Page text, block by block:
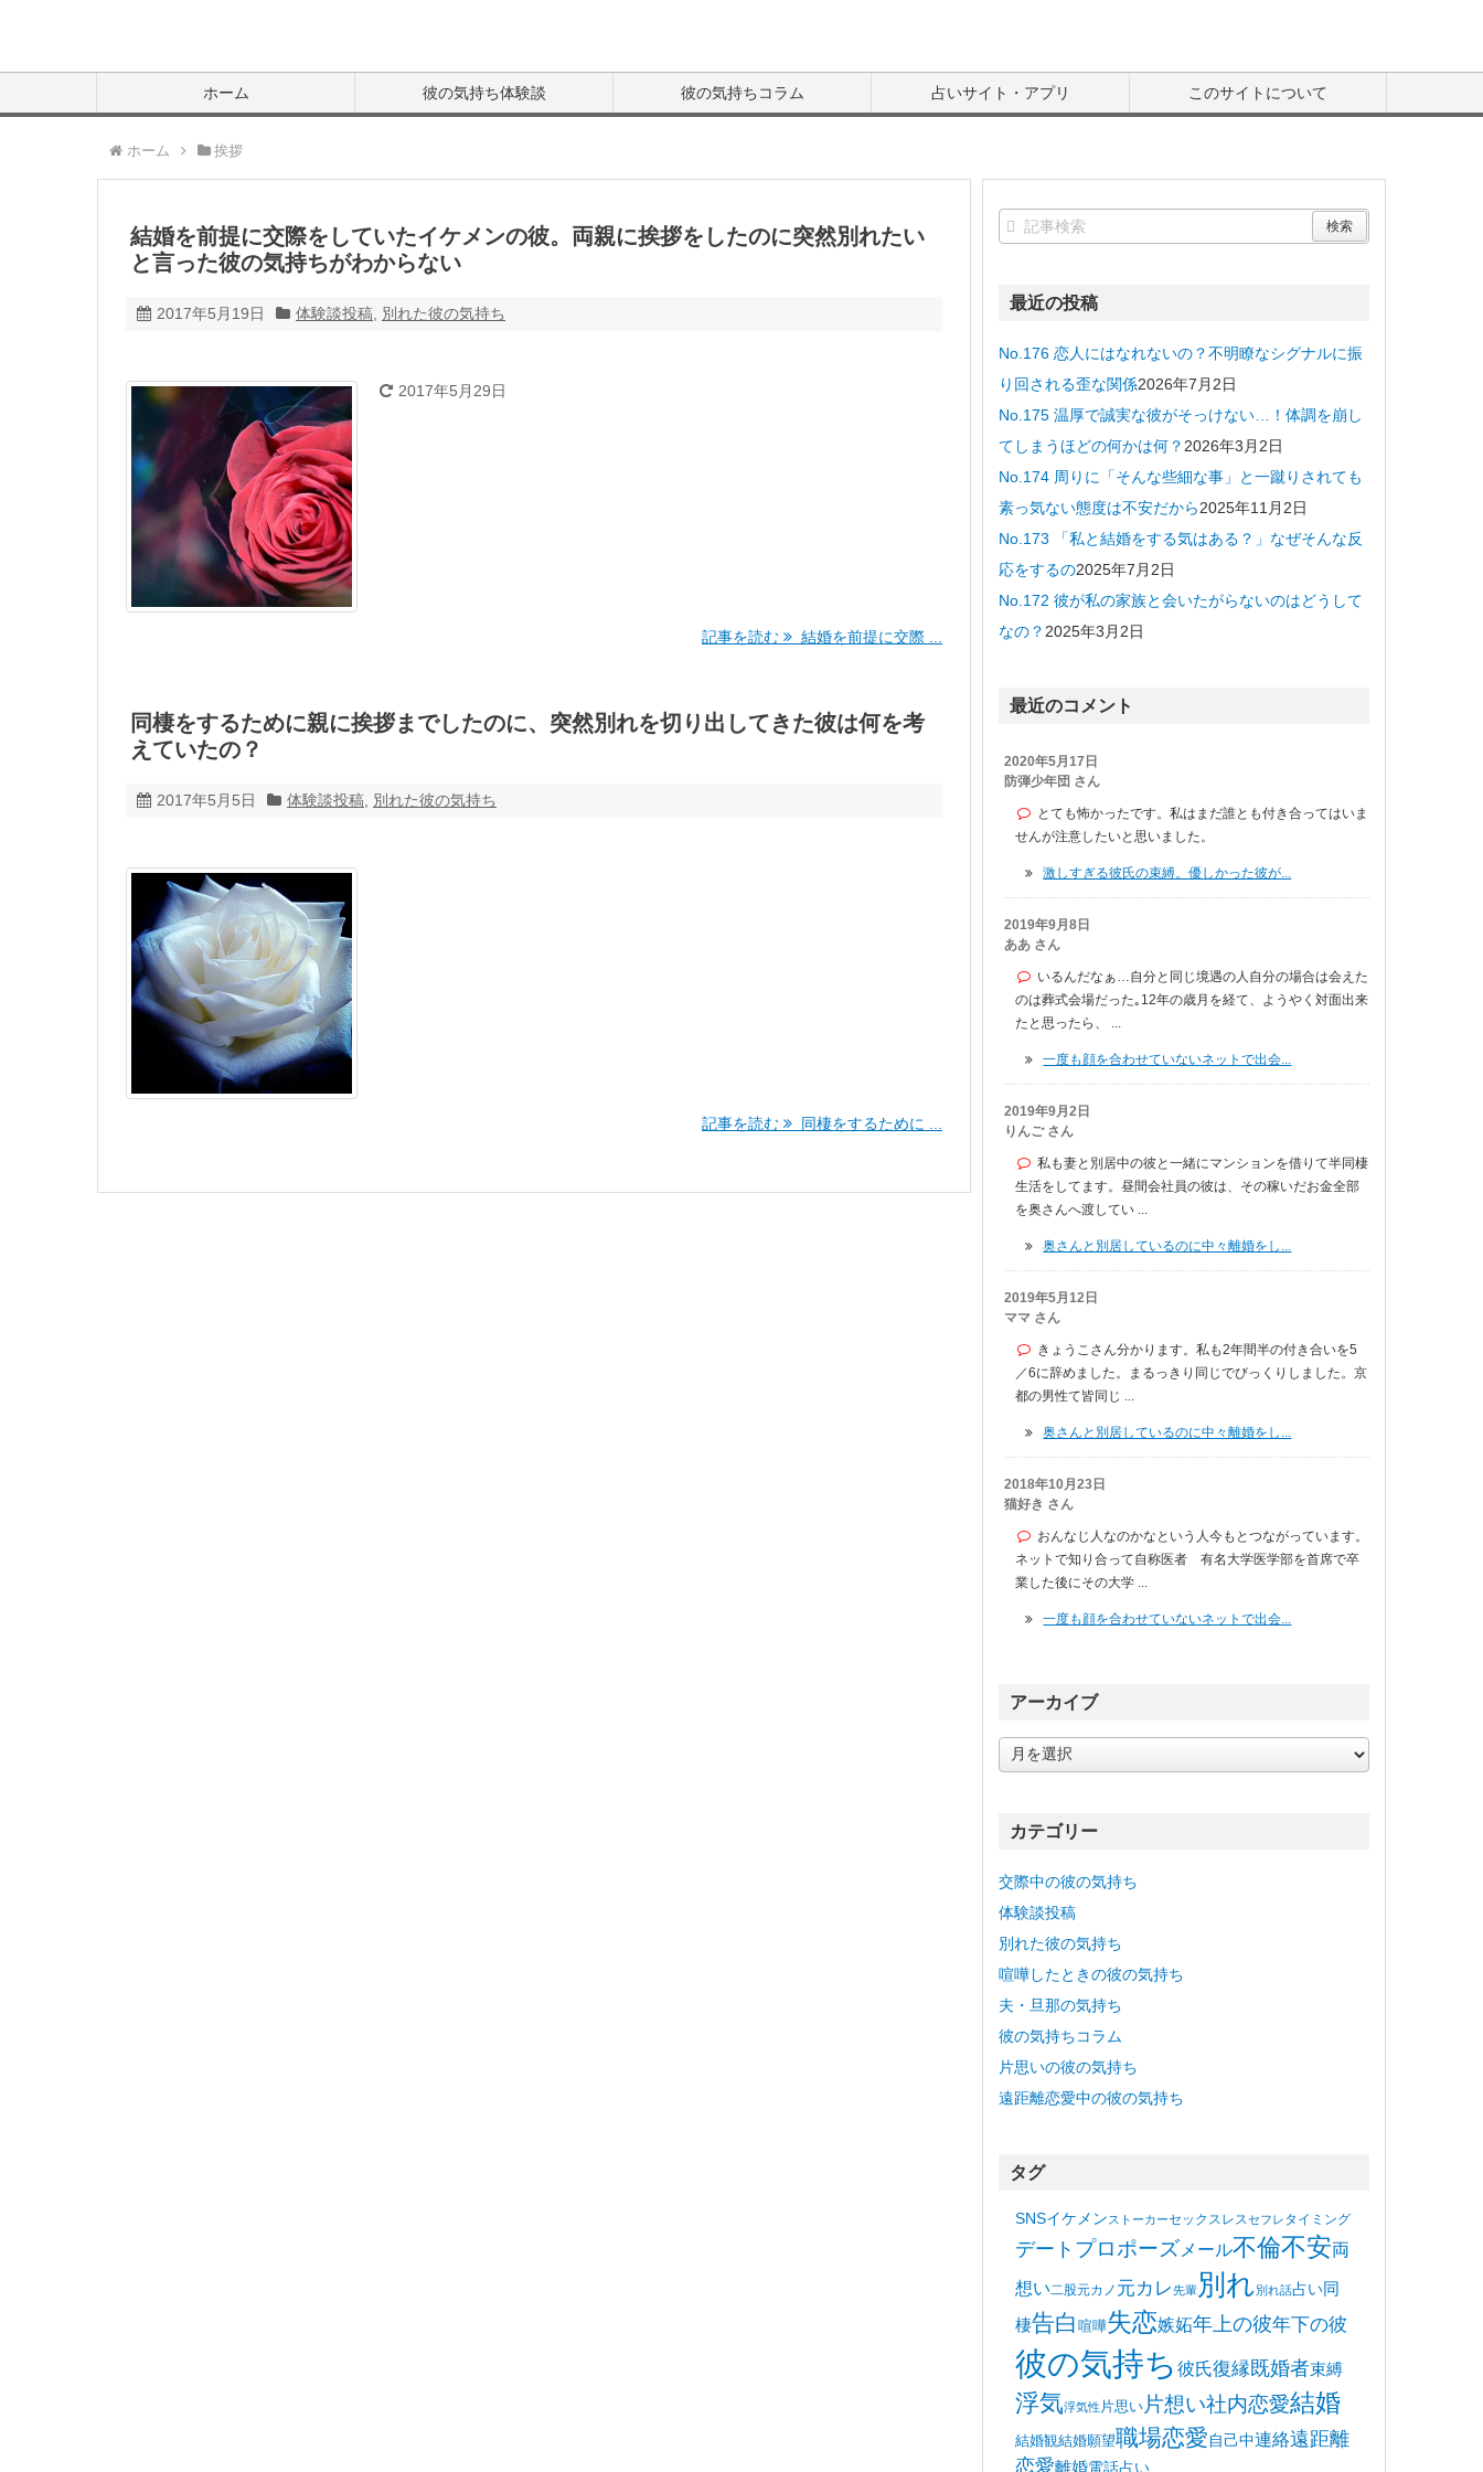
ホーム 彼の気持ち体験談 彼の気持ちコラム 占いサイト・アプリ このサイトについて
ホーム 挨拶
結婚を前提に交際をしていたイケメンの彼。両親に挨拶をしたのに突然別れたい
と言った彼の気持ちがわからない
2017年5月19日 体験談投稿 別れた彼の気持ち
2017年5月29日
記事を読む 結婚を前提に交際 ...
同棲をするために親に挨拶までしたのに、突然別れを切り出してきた彼は何を考
えていたの？
2017年5月5日 体験談投稿 別れた彼の気持ち
記事を読む 同棲をするために ...
最近の投稿
No.176 恋人にはなれないの？不明瞭なシグナルに振
り回される歪な関係2026年7月2日
No.175 温厚で誠実な彼がそっけない…！体調を崩し
てしまうほどの何かは何？ 2026年3月2日
No.174 周りに「そんな些細な事」と一蹴りされても
素っ気ない態度は不安だから2025年11月2日
No.173 「私と結婚をする気はある？」なぜそんな反
応をするの2025年7月2日
No.172 彼が私の家族と会いたがらないのはどうして
なの？ 2025年3月2日
最近のコメント
2020年5月17日
防弾少年団 さん
とても怖かったです。私はまだ誰とも付き合ってはいま
せんが注意したいと思いました。
激しすぎる彼氏の束縛。優しかった彼が...
2019年9月8日
ああ さん
いるんだなぁ…自分と同じ境遇の人自分の場合は会えた
のは葬式会場だった｡12年の歳月を経て、ようやく対面出来
たと思ったら、 ...
一度も顔を合わせていないネットで出会...
2019年9月2日
りんご さん
私も妻と別居中の彼と一緒にマンションを借りて半同棲
生活をしてます。昼間会社員の彼は、その稼いだお金全部
を奥さんへ渡してい ...
奥さんと別居しているのに中々離婚をし...
2019年5月12日
ママ さん
きょうこさん分かります。私も2年間半の付き合いを5
／6に辞めました。まるっきり同じでびっくりしました。京
都の男性て皆同じ ...
奥さんと別居しているのに中々離婚をし...
2018年10月23日
猫好き さん
おんなじ人なのかなという人今もとつながっています。
ネットで知り合って自称医者 有名大学医学部を首席で卒
業した後にその大学 ...
一度も顔を合わせていないネットで出会...
アーカイブ
ー
ブカテゴリー
交際中の彼の気持ち
体験談投稿
別れた彼の気持ち
喧嘩したときの彼の気持ち
夫・旦那の気持ち
彼の気持ちコラム
片思いの彼の気持ち
遠距離恋愛中の彼の気持ち
タグ
SNSイケメンストーカーセックスレスセフレタイミング
デート プロポーズ メール不倫不安両
想い二股元カノ 元カレ先輩 別れ別れ話占い同
棲告白 喧嘩失恋嫉妬年上の彼年下の彼
彼の気持ち 彼氏復縁既婚者束縛
浮気浮気性 片思い 片想い社内恋愛結婚
結婚観結婚願望職場恋愛自己中連絡遠距離
恋愛離婚電話占い